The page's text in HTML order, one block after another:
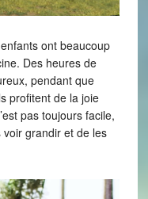
ont beaucoup
Des heures de
pendant que
profitent de la joie
pas toujours facile,
voir grandir et de les